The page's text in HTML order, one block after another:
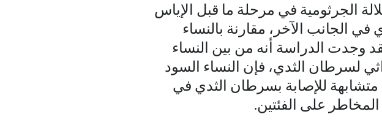
الجرثومية في مرحلة ما قبل الإياس
الجانب الآخر، مقارنة بالنساء
وجدت الدراسة أنه من بين النساء
لسرطان الثدي، فإن النساء السود
للإصابة بسرطان الثدي في
على الفئتين.